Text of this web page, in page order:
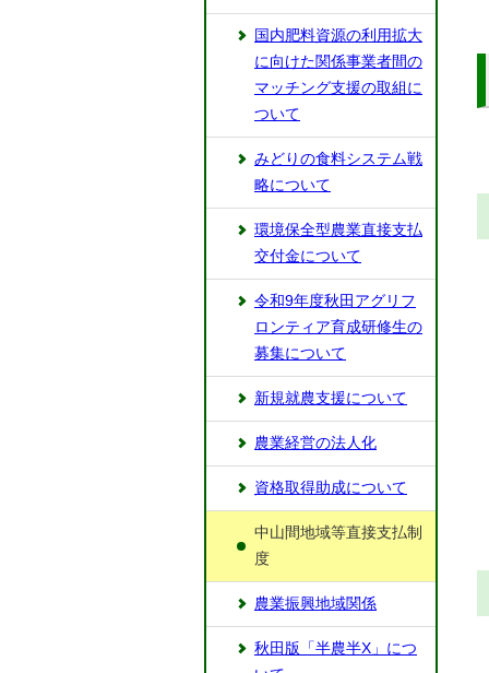
国内肥料資源の利用拡大
に向けた関係事業者間の
マッチング支援の取組に
ついて
みどりの食料システム戦
略について
環境保全型農業直接支払
交付金について
令和9年度秋田アグリフ
ロンティア育成研修生の
募集について
新規就農支援について
農業経営の法人化
資格取得助成について
中山間地域等直接支払制
度
農業振興地域関係
秋田版「半農半X」につ